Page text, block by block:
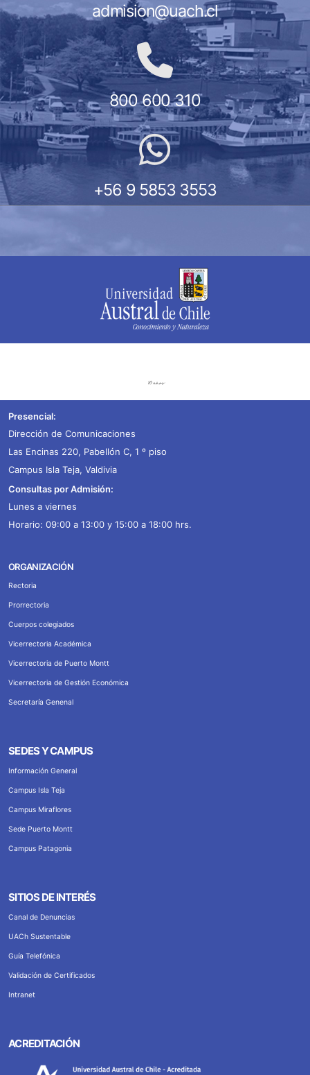
admision@uach.cl
800 600 310
+56 9 5853 3553
Presencial:
Dirección de Comunicaciones
Las Encinas 220, Pabellón C, 1 º piso
Campus Isla Teja, Valdivia
Consultas por Admisión:
Lunes a viernes
Horario: 09:00 a 13:00 y 15:00 a 18:00 hrs.
ORGANIZACIÓN
Rectoria
Prorrectoria
Cuerpos colegiados
Vicerrectoria Académica
Vicerrectoria de Puerto Montt
Vicerrectoria de Gestión Económica
Secretaría Genenal
SEDES Y CAMPUS
Información General
Campus Isla Teja
Campus Miraflores
Sede Puerto Montt
Campus Patagonia
SITIOS DE INTERÉS
Canal de Denuncias
UACh Sustentable
Guía Telefónica
Validación de Certificados
Intranet
ACREDITACIÓN